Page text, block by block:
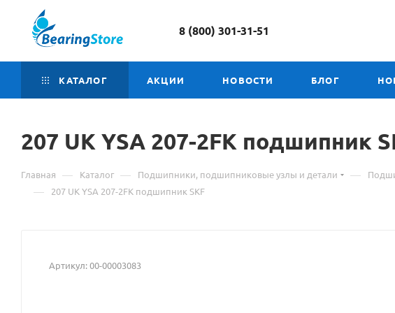
8 (800) 301-31-51
КАТАЛОГ АКЦИИ НОВОСТИ БЛОГ
207 UK YSA Материал
о
товаре
207-2FK подшипник
Главная — Каталог — Подшипники, подшипниковые узлы и детали —
— 207 UK YSA 207-2FK подшипник SKF
Артикул:00-00003083